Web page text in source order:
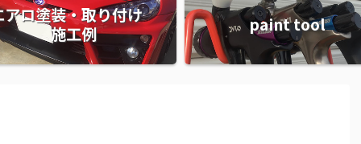
アロ塗装・取り付け
施工例
paint tool